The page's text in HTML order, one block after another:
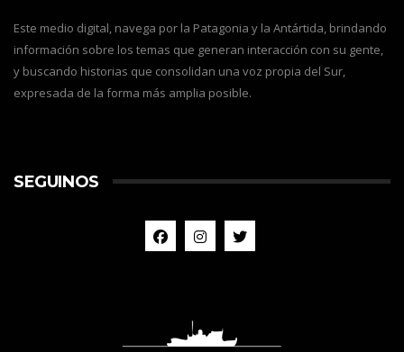
Este medio digital, navega por la Patagonia y la Antártida, brindando
información sobre los temas que generan interacción con su gente,
y buscando historias que consolidan una voz propia del Sur,
expresada de la forma más amplia posible.
SEGUINOS